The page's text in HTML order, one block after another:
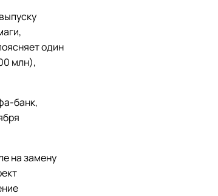
один
млн),
банк,
на замену